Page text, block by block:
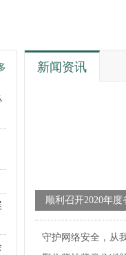
新闻资讯
顺利召开2020年
点服务项目成果发
守护网络安全，从